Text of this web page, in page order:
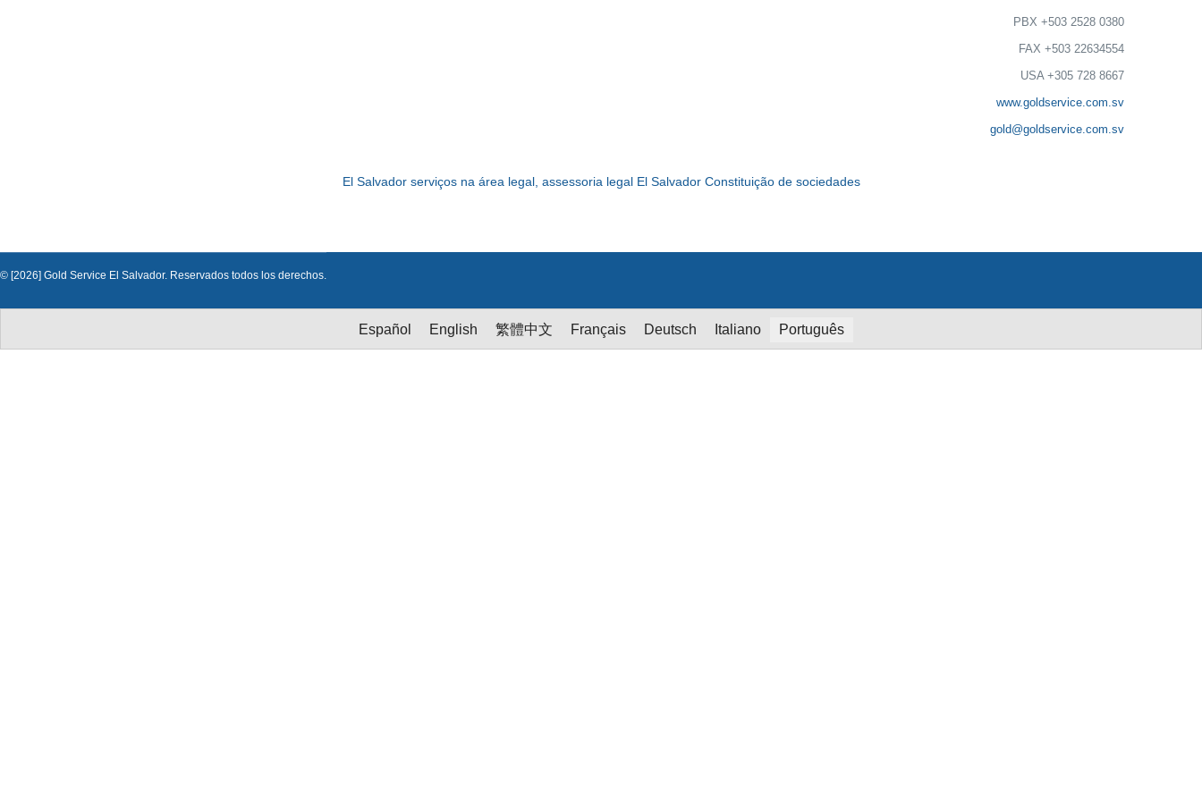
PBX +503 2528 0380
FAX +503 22634554
USA +305 728 8667
www.goldservice.com.sv
gold@goldservice.com.sv
El Salvador serviços na área legal, assessoria legal El Salvador Constituição de sociedades
© [2026] Gold Service El Salvador. Reservados todos los derechos.
Español English 繁體中文 Français Deutsch Italiano Português